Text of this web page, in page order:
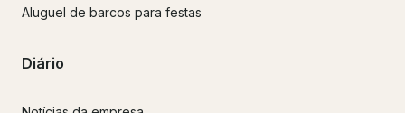
Aluguel de barcos para festas
Diário